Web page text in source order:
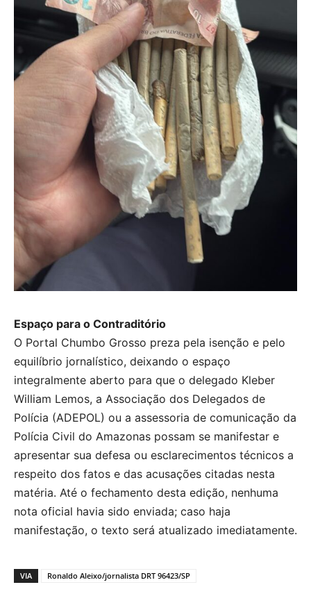
Espaço para o Contraditório
O Portal Chumbo Grosso preza pela isenção e pelo
equilíbrio jornalístico, deixando o espaço
integralmente aberto para que o delegado Kleber
William Lemos, a Associação dos Delegados de
Polícia (ADEPOL) ou a assessoria de comunicação da
Polícia Civil do Amazonas possam se manifestar e
apresentar sua defesa ou esclarecimentos técnicos a
respeito dos fatos e das acusações citadas nesta
matéria. Até o fechamento desta edição, nenhuma
nota oficial havia sido enviada; caso haja
manifestação, o texto será atualizado imediatamente.
VIA Ronaldo Aleixo/jornalista DRT 96423/SP